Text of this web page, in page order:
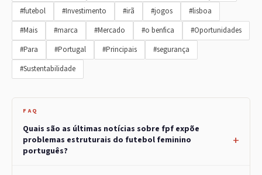
#futebol
#Investimento #irã #jogos
#lisboa
#Mais
#marca #Mercado #o benfica
#Oportunidades
#Para
#Portugal #Principais
#segurança
#Sustentabilidade
FAQ
Quais são as últimas notícias sobre fpf expõe
problemas estruturais do futebol feminino
português?